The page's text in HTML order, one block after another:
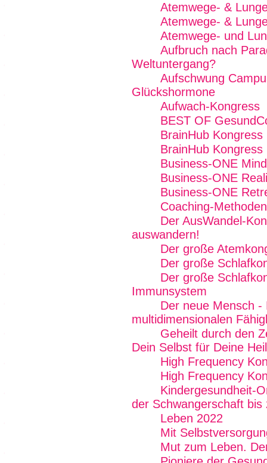
Atemwege- &
Atemwege- &
Atemwege- und
Aufbruch nach
Weltuntergang?
Aufschwung
Glückshormone
Aufwach-Kongress
BEST OF
BrainHub
BrainHub
Business-ONE
Business-ONE
Business-ONE
Coaching-
Der AusWandel-
auswandern!
Der große
Der große
Der große
Immunsystem
Der neue Mensch -
multidimensionalen
Geheilt durch den
Dein Selbst für Deine
High Frequency
High Frequency
Kindergesundheit-
der Schwangerschaft bis
Leben 2022
Mit
Mut zum Leben.